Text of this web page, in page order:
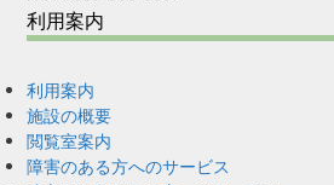
利用案内
利用案内
施設の概要
閲覧室案内
障害のある方へのサービス